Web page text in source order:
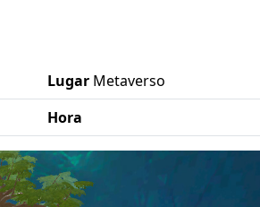
Lugar Metaverso
Hora